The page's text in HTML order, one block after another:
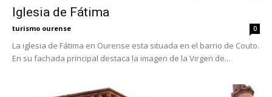
Iglesia de Fátima
turismo ourense 0
La iglesia de Fátima en Ourense esta situada en el barrio de Couto.
En su fachada principal destaca la imagen de la Virgen de...